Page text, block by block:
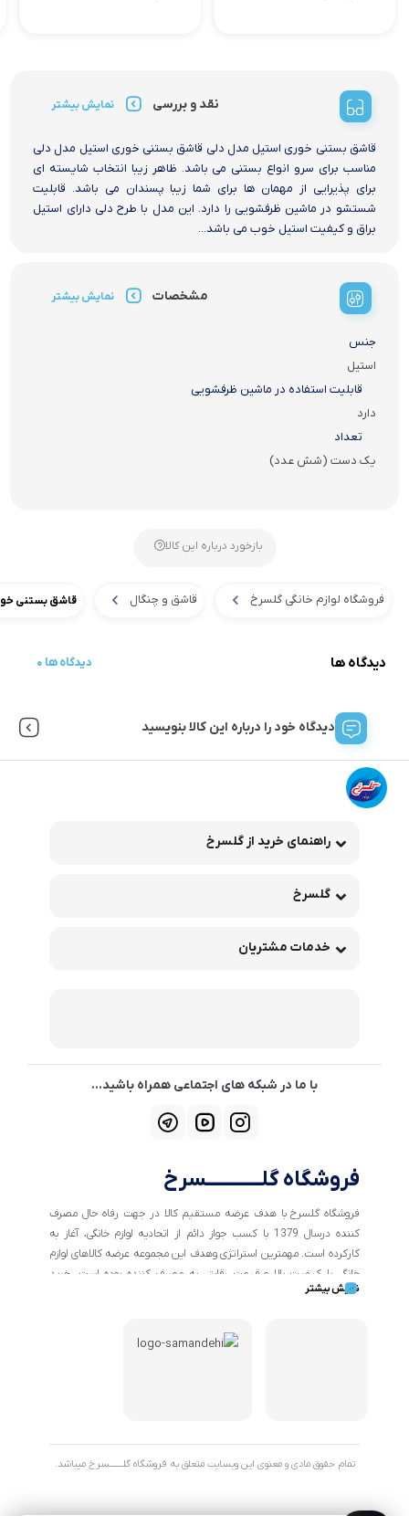
نقد و بررسی نمایش بیشتر
قاشق بستنی خوری استیل مدل دلی قاشق بستنی خوری استیل مدل دلی
مناسب برای سرو انواع بستنی می باشد. ظاهر زیبا انتخاب شایسته ای
برای پذیرایی از مهمان ها برای شما زیبا پسندان می باشد. قابلیت
شستشو در ماشین ظرفشویی را دارد. این مدل با طرح دلی دارای استیل
براق و کیفیت استیل خوب می باشد...
مشخصات نمایش بیشتر
جنس
استیل
قابلیت استفاده در ماشین ظرفشویی
دارد
تعداد
یک دست (شش عدد)
بازخورد درباره این کالا
فروشگاه لوازم خانگی گلسرخ قاشق و چنگال قاشق بستنی
دیدگاه ها 0 دیدگاه ها
دیدگاه خود را درباره این کالا بنویسید
راهنمای خرید از گلسرخ
گلسرخ
خدمات مشتریان
با ما در شبکه های اجتماعی همراه باشید...
فروشگاه گلــــــــــــسرخ
فروشگاه گلسرخ با هدف عرضه مستقیم کالا در جهت رفاه حال مصرف
کننده درسال 1379 با کسب جواز دائم از اتحادیه لوازم خانگی، آغاز به
کارکرده است. مهمترین استراتژی وهدف این مجموعه عرضه کالاهای لوازم
خانگی با کیفیت بالا و قیمت رقابتی به مصرف کننده بوده است. خرید
کالاهای خانگی و تهیه جهیزیه دراین فروشگاه آسان ومطمئن صورت می
فروشگاه اینترنتی گلسرخ به خدمت رسانی گسترده تر و با شرایط بهتر
نمایش بیشتر
تمام حقوق مادی و معنوی این وبسایت متعلق به فروشگاه گلـــــــسرخ میباشد.